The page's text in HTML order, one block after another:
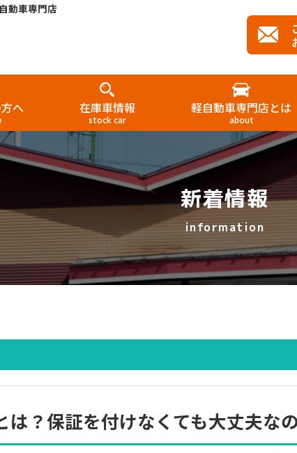
動車専門店
へ 在庫車情報
stock car
軽自動車専門店とは
about
新着情報
information
は？保証を付けなくても大丈夫な